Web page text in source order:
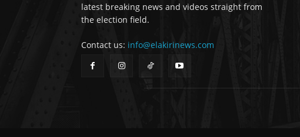
latest breaking news and videos straight from
the election field.
Contact us: info@elakirinews.com